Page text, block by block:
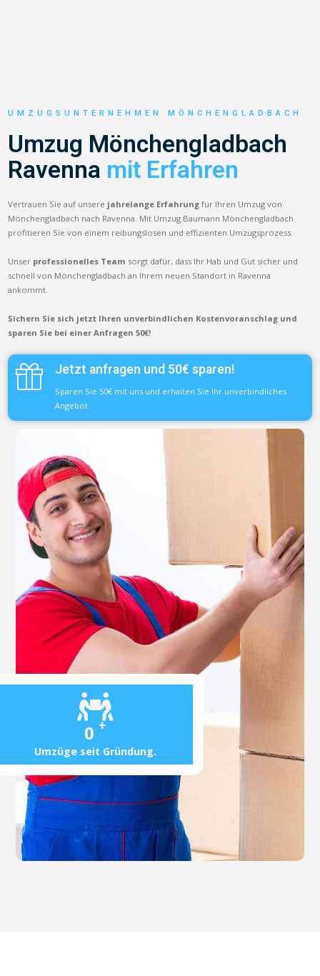
0 +
Umzüge seit Gründung.
UMZUGSUNTERNEHMEN MÖNCHENGLADBACH
Umzug Mönchengladbach
Ravenna mit Erfahren
Vertrauen Sie auf unsere jahrelange Erfahrung für Ihren Umzug von
Mönchengladbach nach Ravenna. Mit Umzug Baumann Mönchengladbach
profitieren Sie von einem reibungslosen und effizienten Umzugsprozess.
Unser professionelles Team sorgt dafür, dass Ihr Hab und Gut sicher und
schnell von Mönchengladbach an Ihrem neuen Standort in Ravenna
ankommt.
Sichern Sie sich jetzt Ihren unverbindlichen Kostenvoranschlag und
sparen Sie bei einer Anfragen 50€!
Jetzt anfragen und 50€ sparen!
Sparen Sie 50€ mit uns und erhalten Sie Ihr unverbindliches
Angebot.